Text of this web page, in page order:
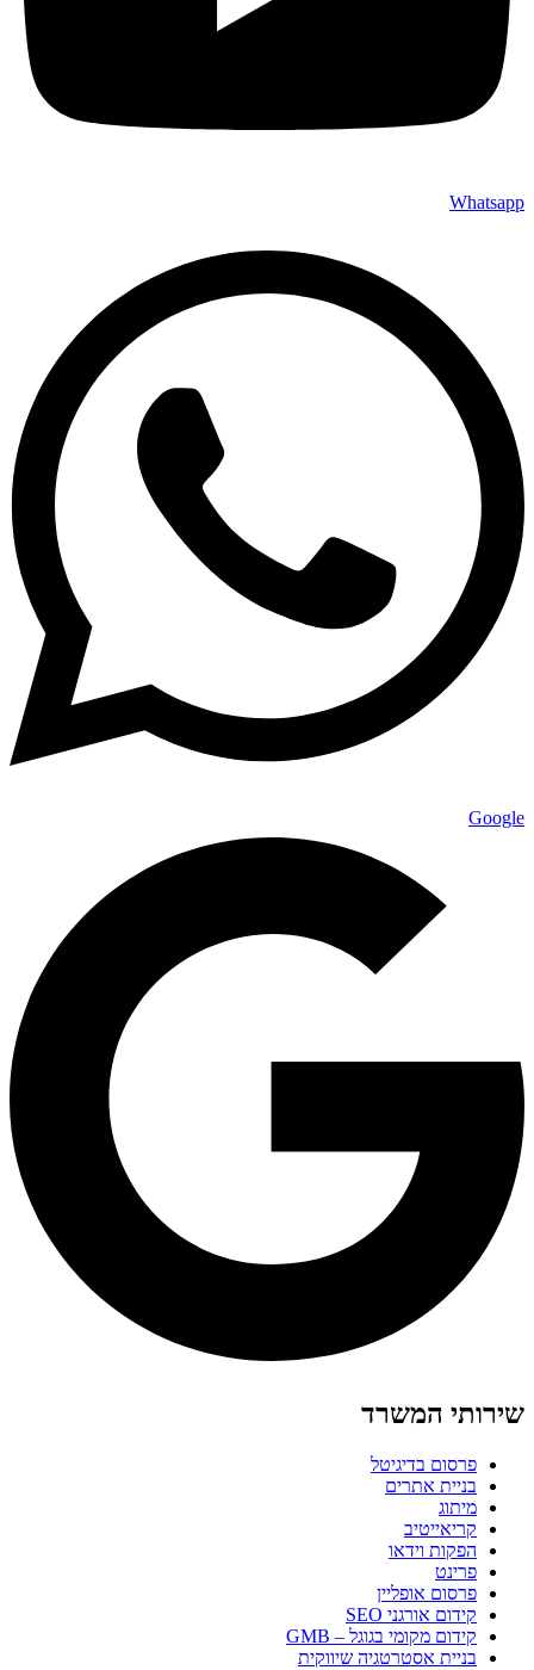
Whatsapp
Google
שירותי המשרד
פרסום בדיגיטל
בניית אתרים
מיתוג
קריאייטיב
הפקות וידאו
פרינט
פרסום אופליין
קידום אורגני SEO
קידום מקומי בגוגל – GMB
בניית אסטרטגיה שיווקית